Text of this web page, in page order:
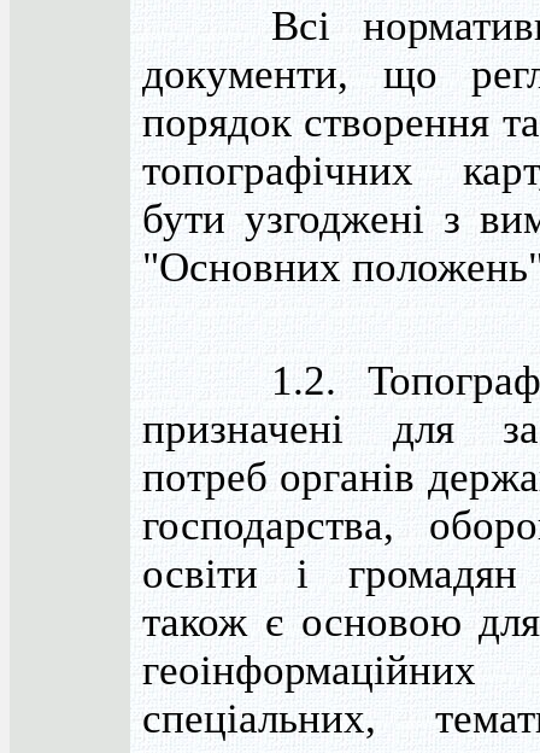
Всі
документи, що
порядок створення
топографічних
бути узгоджені з
"Основних
1.2.
призначені для
потреб органів
господарства,
освіти і
також є основою
спеціальних,